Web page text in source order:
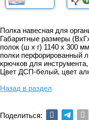
Полка навесная для
Габаритные размеры
полок (ш х г) 1140 х 300
полки перфорированный
крючков для
Цвет ДСП-белый, цвет
Назад в раздел
Поделиться: